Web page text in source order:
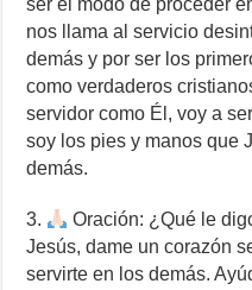
ser el modo de proceder
nos llama al servicio
demás y por ser los
como verdaderos
servidor como Él, voy a
soy los pies y manos que
demás.
3.
Oración: ¿Qué le
Jesús, dame un corazón
servirte en los demás.